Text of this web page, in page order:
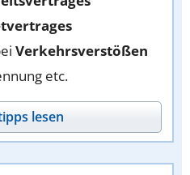
Verkehrsverstößen
etc.
lesen